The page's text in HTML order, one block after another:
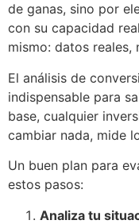
de ganas, sino por
con su capacidad
mismo: datos reales,
El análisis de
indispensable para
base, cualquier
cambiar nada, mide
Un buen plan para
estos pasos:
Analiza tu